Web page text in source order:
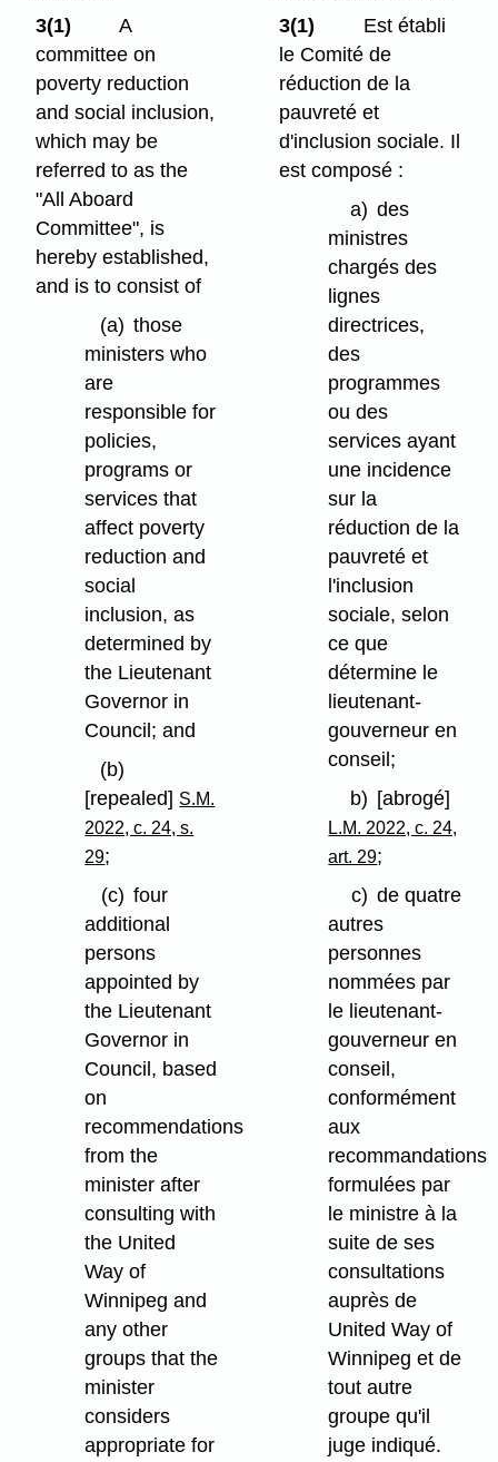
3(1)
A
committee on
poverty reduction
and social inclusion,
which may be
referred to as the
"All Aboard
Committee", is
hereby established,
and is to consist of
(a) those
ministers who
are
responsible for
policies,
programs or
services that
affect poverty
reduction and
social
inclusion, as
determined by
the Lieutenant
Governor in
Council; and
(b)
[repealed] S.M.
2022, c. 24, s.
29;
(c) four
additional
persons
appointed by
the Lieutenant
Governor in
Council, based
on
recommendations
from the
minister after
consulting with
the United
Way of
Winnipeg and
any other
groups that the
minister
considers
appropriate for
3(1)
Est établi
le Comité de
réduction de la
pauvreté et
d'inclusion sociale. Il
est composé :
a) des
ministres
chargés des
lignes
directrices,
des
programmes
ou des
services ayant
une incidence
sur la
réduction de la
pauvreté et
l'inclusion
sociale, selon
ce que
détermine le
lieutenant-
gouverneur en
conseil;
b) [abrogé]
L.M. 2022, c. 24,
art. 29;
c) de quatre
autres
personnes
nommées par
le lieutenant-
gouverneur en
conseil,
conformément
aux
recommandations
formulées par
le ministre à la
suite de ses
consultations
auprès de
United Way of
Winnipeg et de
tout autre
groupe qu'il
juge indiqué.